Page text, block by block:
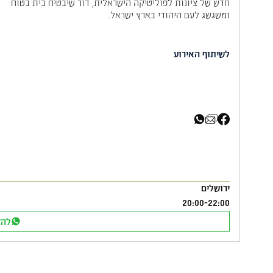
ומשגשג לעם היהודי בארץ ישראל.
לשיתוף האירוע
ירושלים
20:00-22:00